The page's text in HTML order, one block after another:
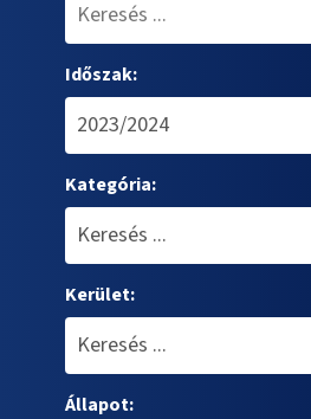
Időszak:
Kategória:
Kerület:
Állapot: